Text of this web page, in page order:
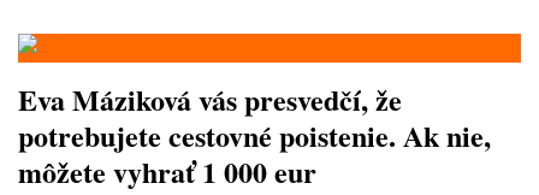
Eva Máziková vás presvedčí, že
potrebujete cestovné poistenie. Ak nie,
môžete vyhrať 1 000 eur